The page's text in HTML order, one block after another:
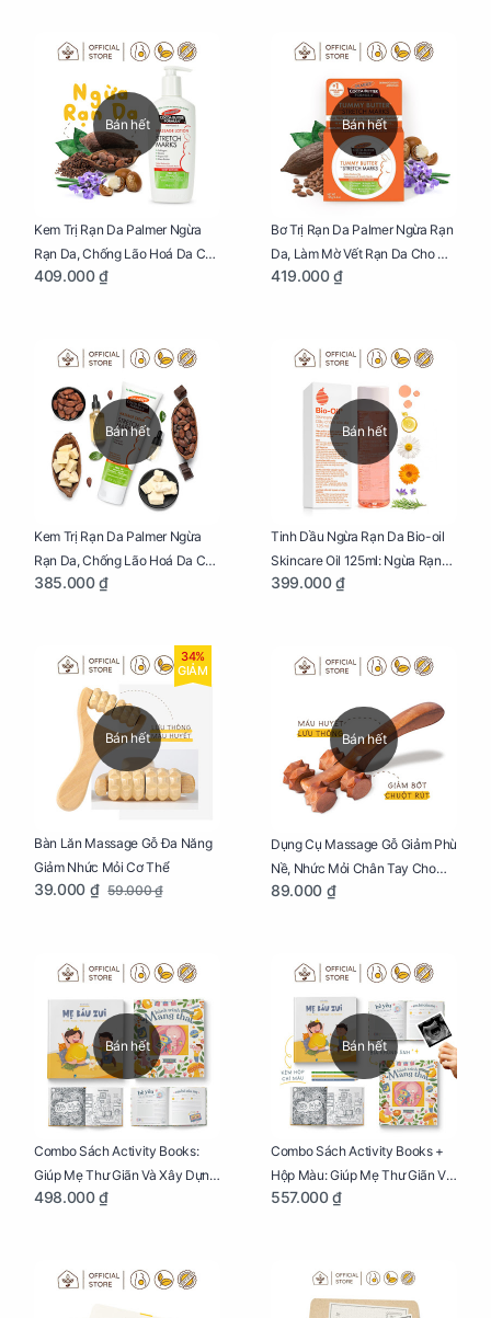
Mình Trong Hành Trình Nuôi
Bán hết
Kem Trị Rạn Da Palmer Ngừa
Rạn Da, Chống Lão Hoá Da Cho
Mẹ Bầu Chai 250ml
409.000 ₫
Bán hết
Bơ Trị Rạn Da Palmer Ngừa Rạn
Da, Làm Mờ Vết Rạn Da Cho Mẹ
Bầu Hũ 125g
419.000 ₫
Bán hết
Kem Trị Rạn Da Palmer Ngừa
Rạn Da, Chống Lão Hoá Da Cho
Mẹ Bầu Tuýp 125g
385.000 ₫
Bán hết
Tinh Dầu Ngừa Rạn Da Bio-oil
Skincare Oil 125ml: Ngừa Rạn
Da, Chăm Sóc Da Toàn Diện
399.000 ₫
Bán hết
34%
GIẢM
Bàn Lăn Massage Gỗ Đa Năng
Giảm Nhức Mỏi Cơ Thể
39.000 ₫ 59.000 ₫
Bán hết
Dụng Cụ Massage Gỗ Giảm Phù
Nề, Nhức Mỏi Chân Tay Cho
Mẹ Bầu
89.000 ₫
Bán hết
Combo Sách Activity Books:
Giúp Mẹ Thư Giãn Và Xây Dựng
Thai Kỳ Chu Đáo
498.000 ₫
Bán hết
Combo Sách Activity Books +
Hộp Màu: Giúp Mẹ Thư Giãn Và
Xây Dựng Thai Kỳ Chu Đáo
557.000 ₫